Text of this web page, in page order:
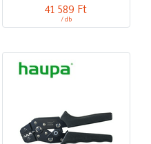
41 589 Ft
/ db